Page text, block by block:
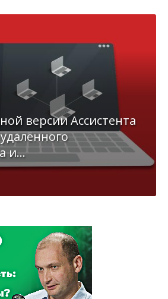
версии Ассистента
и...